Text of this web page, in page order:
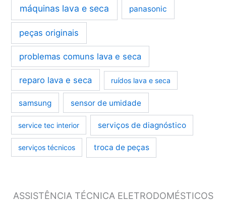
máquinas lava e seca panasonic
peças originais
problemas comuns lava e seca
reparo lava e seca ruídos lava e seca
samsung sensor de umidade
service tec interior serviços de diagnóstico
serviços técnicos troca de peças
ASSISTÊNCIA TÉCNICA ELETRODOMÉSTICOS